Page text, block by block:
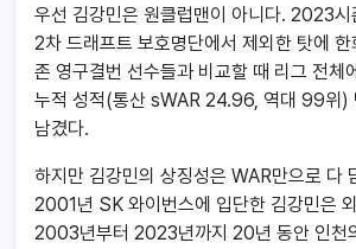
우선 김강민은 원클럽맨이 아니다. 2023
2차 드래프트 보호명단에서 제외한 탓에 한
존 영구결번 선수들과 비교할 때 리그 전체
누적 성적(통산 sWAR 24.96, 역대 99위)
남겼다.
하지만 김강민의 상징성은 WAR만으로 다
2001년 SK 와이번스에 입단한 김강민은
2003년부터 2023년까지 20년 동안 인천